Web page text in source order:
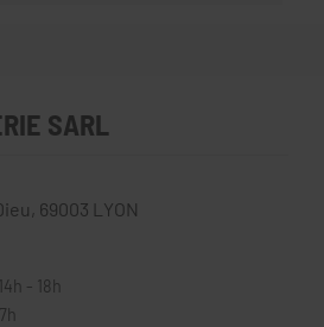
SARL
69003
LYON
08h - 12h / 14h - 18h